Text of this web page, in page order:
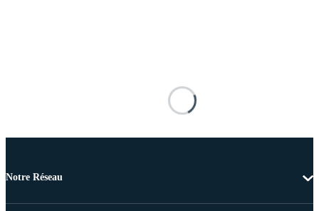
Notre Réseau